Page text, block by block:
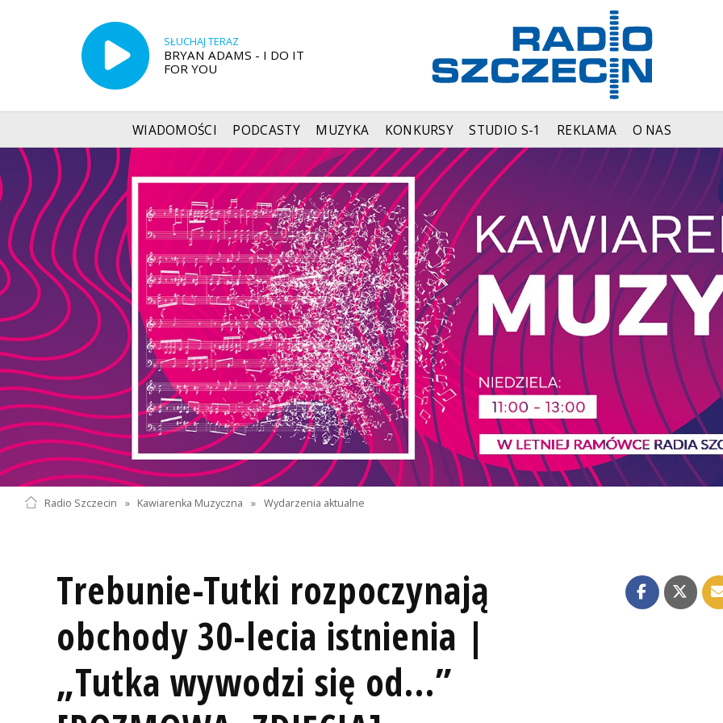
SŁUCHAJ TERAZ
BRYAN ADAMS - I DO IT
FOR YOU
WIADOMOŚCI PODCASTY MUZYKA KONKURSY STUDIO S-1 REKLAMA O NAS
Radio Szczecin » Kawiarenka Muzyczna » Wydarzenia aktualne
Trebunie-Tutki rozpoczynają
obchody 30-lecia istnienia |
„Tutka wywodzi się od...”